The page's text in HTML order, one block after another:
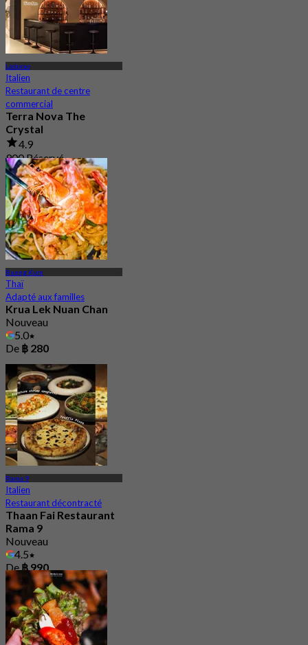
Ladprao
Italien
Restaurant de centre
commercial
Terra Nova The
Crystal
4.9
900 Réservé
De฿ 425
Bueng Kum
Thaï
Adapté aux familles
Krua Lek Nuan Chan
Nouveau
5.0
De ฿ 280
Rama 9
Italien
Restaurant décontracté
Thaan Fai Restaurant
Rama 9
Nouveau
4.5
De฿ 990